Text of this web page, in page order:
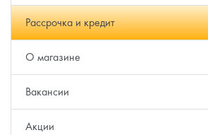
Рассрочка и кредит
О магазине
Вакансии
Акции